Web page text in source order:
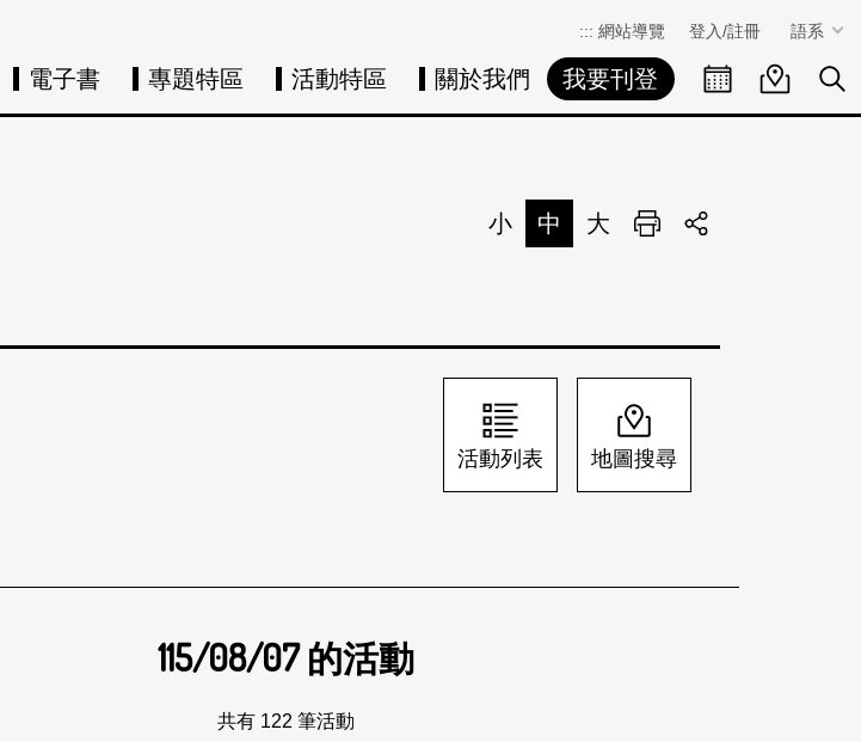
::: 網站導覽 登入/註冊 語系
電子書 專題特區 活動特區 關於我們 我要刊登 活動日曆活動地圖展
小 中 大 列印
活動列表 地圖搜尋
115/08/07的活動
共有 122 筆活動